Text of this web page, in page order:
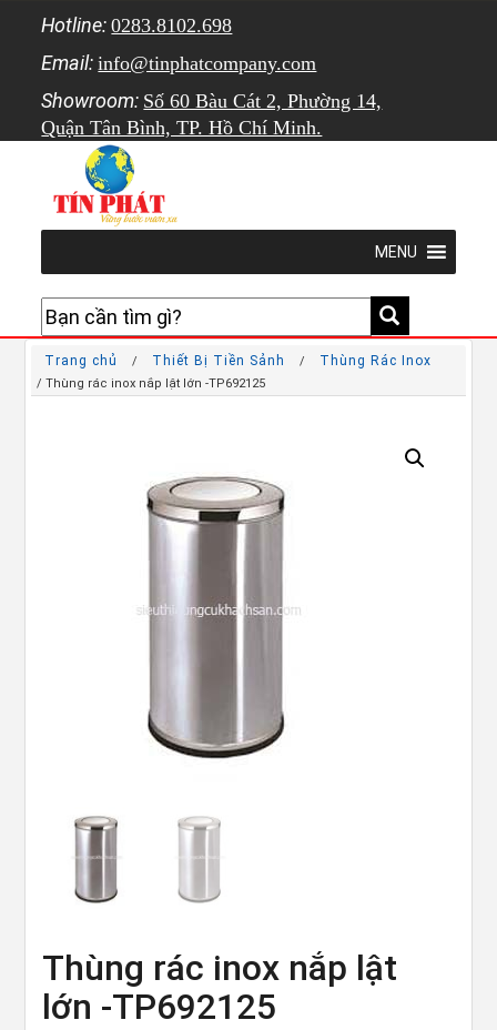
Hotline: 0283.8102.698
Email: info@tinphatcompany.com
Showroom: Số 60 Bàu Cát 2, Phường 14,
Quận Tân Bình, TP. Hồ Chí Minh.
MENU
Trang chủ / Thiết Bị Tiền Sảnh / Thùng Rác Inox
/ Thùng rác inox nắp lật lớn -TP692125
Thùng rác inox nắp lật
lớn -TP692125